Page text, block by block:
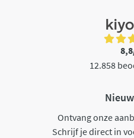
12.858
Ontvang onze
Schrijf je direct in